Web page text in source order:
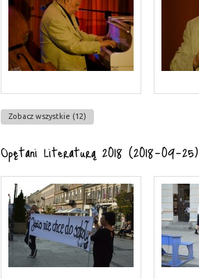
Zobacz wszystkie (12)
Opętani Literaturą 2018 (2018-09-25)